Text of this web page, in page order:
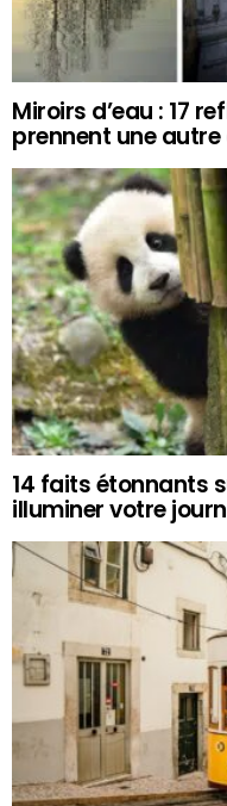
Miroirs d’eau : 17
prennent une
14 faits étonnants
illuminer votre